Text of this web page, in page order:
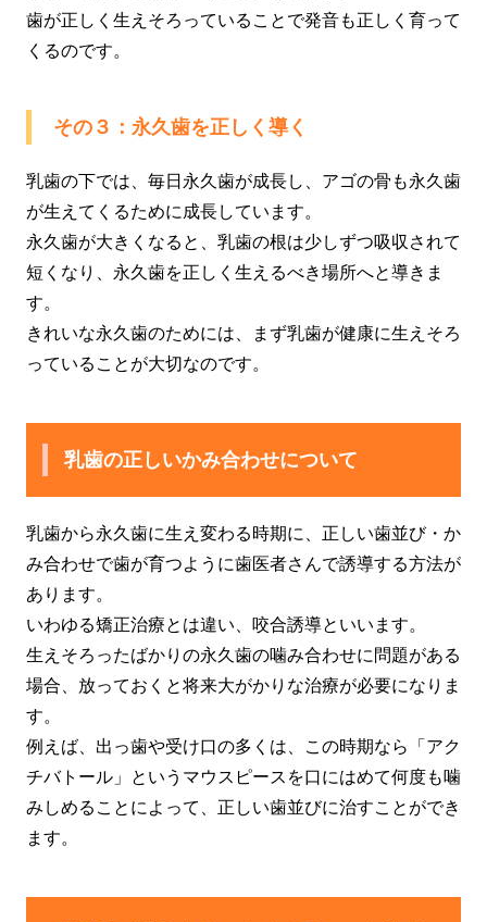
歯が正しく生えそろっていることで発音も正しく育って
くるのです。
その３：永久歯を正しく導く
乳歯の下では、毎日永久歯が成長し、アゴの骨も永久歯
が生えてくるために成長しています。
永久歯が大きくなると、乳歯の根は少しずつ吸収されて
短くなり、永久歯を正しく生えるべき場所へと導きま
す。
きれいな永久歯のためには、まず乳歯が健康に生えそろ
っていることが大切なのです。
乳歯の正しいかみ合わせについて
乳歯から永久歯に生え変わる時期に、正しい歯並び・か
み合わせで歯が育つように歯医者さんで誘導する方法が
あります。
いわゆる矯正治療とは違い、咬合誘導といいます。
生えそろったばかりの永久歯の噛み合わせに問題がある
場合、放っておくと将来大がかりな治療が必要になりま
す。
例えば、出っ歯や受け口の多くは、この時期なら「アク
チバトール」というマウスピースを口にはめて何度も噛
みしめることによって、正しい歯並びに治すことができ
ます。